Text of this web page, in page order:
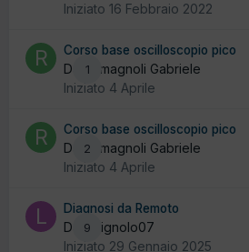
Iniziato 16 Febbraio 2022
1
Corso base oscilloscopio pico
Da Romagnoli Gabriele
Iniziato 4 Aprile
2
Corso base oscilloscopio pico
Da Romagnoli Gabriele
Iniziato 4 Aprile
9
Diagnosi da Remoto
Da lucignolo07
Iniziato 29 Gennaio 2025